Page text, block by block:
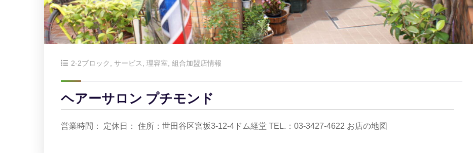
2-2ブロック, サービス, 理容室, 組合加盟店情報
ヘアーサロン プチモンド
営業時間： 定休日： 住所：世田谷区宮坂3-12-4ドム経堂 TEL.：03-3427-4622 お店の地図